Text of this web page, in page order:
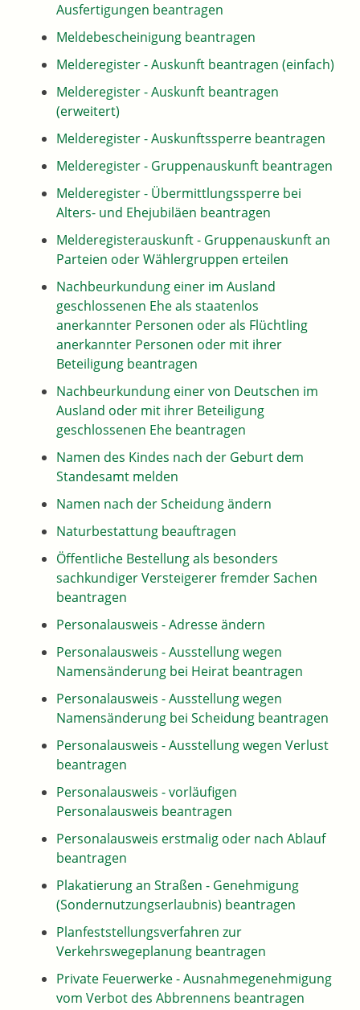
Ausfertigungen beantragen
Meldebescheinigung beantragen
Melderegister - Auskunft beantragen (einfach)
Melderegister - Auskunft beantragen
(erweitert)
Melderegister - Auskunftssperre beantragen
Melderegister - Gruppenauskunft beantragen
Melderegister - Übermittlungssperre bei
Alters- und Ehejubiläen beantragen
Melderegisterauskunft - Gruppenauskunft an
Parteien oder Wählergruppen erteilen
Nachbeurkundung einer im Ausland
geschlossenen Ehe als staatenlos
anerkannter Personen oder als Flüchtling
anerkannter Personen oder mit ihrer
Beteiligung beantragen
Nachbeurkundung einer von Deutschen im
Ausland oder mit ihrer Beteiligung
geschlossenen Ehe beantragen
Namen des Kindes nach der Geburt dem
Standesamt melden
Namen nach der Scheidung ändern
Naturbestattung beauftragen
Öffentliche Bestellung als besonders
sachkundiger Versteigerer fremder Sachen
beantragen
Personalausweis - Adresse ändern
Personalausweis - Ausstellung wegen
Namensänderung bei Heirat beantragen
Personalausweis - Ausstellung wegen
Namensänderung bei Scheidung beantragen
Personalausweis - Ausstellung wegen Verlust
beantragen
Personalausweis - vorläufigen
Personalausweis beantragen
Personalausweis erstmalig oder nach Ablauf
beantragen
Plakatierung an Straßen - Genehmigung
(Sondernutzungserlaubnis) beantragen
Planfeststellungsverfahren zur
Verkehrswegeplanung beantragen
Private Feuerwerke - Ausnahmegenehmigung
vom Verbot des Abbrennens beantragen